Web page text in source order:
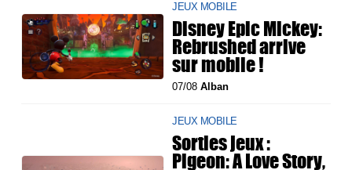
JEUX MOBILE
Disney Epic Mickey:
Rebrushed arrive
sur mobile !
07/08Alban
JEUX MOBILE
Sorties jeux :
Pigeon: A Love Story,